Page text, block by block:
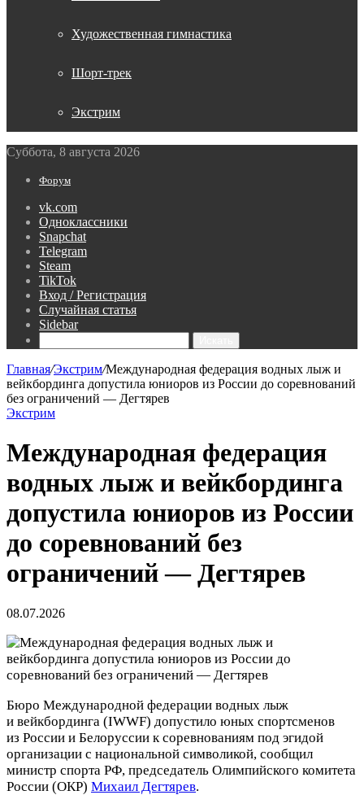
Художественная гимнастика
Шорт-трек
Экстрим
Суббота, 8 августа 2026
Форум
vk.com
Одноклассники
Snapchat
Telegram
Steam
TikTok
Вход / Регистрация
Случайная статья
Sidebar
Главная/Экстрим/Международная федерация водных лыж и
вейкбординга допустила юниоров из России до соревнований
без ограничений — Дегтярев
Экстрим
Международная федерация
водных лыж и вейкбординга
допустила юниоров из России
до соревнований без
ограничений — Дегтярев
08.07.2026
Бюро Международной федерации водных лыж
и вейкбординга (IWWF) допустило юных спортсменов
из России и Белоруссии к соревнованиям под эгидой
организации с национальной символикой, сообщил
министр спорта РФ, председатель Олимпийского комитета
России (ОКР) Михаил Дегтярев.